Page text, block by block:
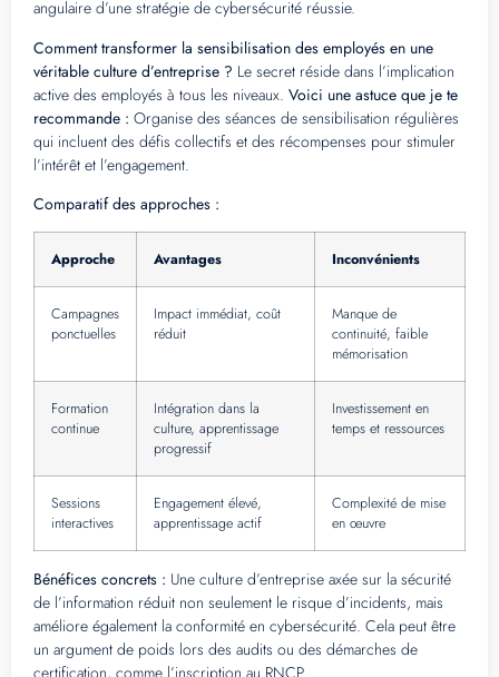
angulaire d’une stratégie de cybersécurité réussie.
Comment transformer la sensibilisation des employés en une
véritable culture d’entreprise ? Le secret réside dans l’implication
active des employés à tous les niveaux. Voici une astuce que je te
recommande : Organise des séances de sensibilisation régulières
qui incluent des défis collectifs et des récompenses pour stimuler
l’intérêt et l’engagement.
Comparatif des approches :
Approche Avantages Inconvénients
Campagnes
ponctuelles
Impact immédiat, coût
réduit
Manque de
continuité, faible
mémorisation
Formation
continue
Intégration dans la
culture, apprentissage
progressif
Investissement en
temps et ressources
Sessions
interactives
Engagement élevé,
apprentissage actif
Complexité de mise
en œuvre
Bénéfices concrets : Une culture d’entreprise axée sur la sécurité
de l’information réduit non seulement le risque d’incidents, mais
améliore également la conformité en cybersécurité. Cela peut être
un argument de poids lors des audits ou des démarches de